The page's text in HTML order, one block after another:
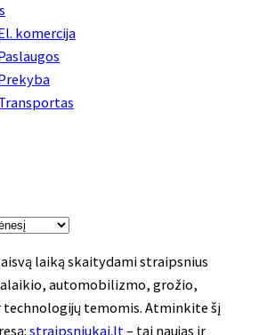
komercija
laiką skaitydami straipsnius
automobilizmo, grožio,
technologijų temomis. Atminkite šį
straipsniukai.lt – tai naujas ir